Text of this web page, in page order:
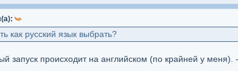
как русский язык выбрать?
запуск происходит на английском (по крайней у меня).